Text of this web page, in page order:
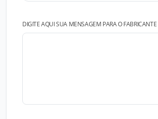
DIGITE AQUI SUA MENSAGEM PARA O FABRICANTE